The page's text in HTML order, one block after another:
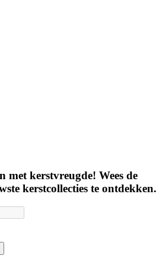
met kerstvreugde! Wees de
kerstcollecties te ontdekken.